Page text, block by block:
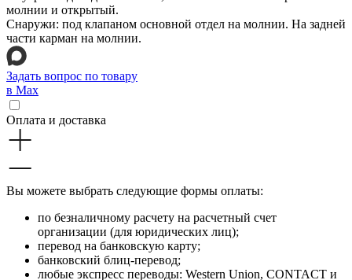
молнии и открытый.
Снаружи: под клапаном основной отдел на молнии. На задней
части карман на молнии.
Задать вопрос по товару
в Max
Оплата и доставка
Вы можете выбрать следующие формы оплаты:
по безналичному расчету на расчетный счет
организации (для юридических лиц);
перевод на банковскую карту;
банковский блиц-перевод;
любые экспресс переводы: Western Union, CONTACT и